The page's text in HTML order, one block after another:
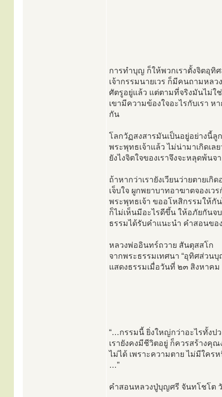
การทำบุญ ก็ให้พวกเราตั้งจิตอุ
เจ้ากรรมนายเวร ก็มีคนถามหลว
ศัตรูอยู่แล้ว แต่ตามที่จริงมันไม่ใ
เขามีความข้องใจอะไรกับเรา ห
กัน
โลกวัฏสงสารมันเป็นอยู่อย่างนี้
พระพุทธเจ้าแล้ว ไม่น่ามาเกิดเล
ยังไงจิตใจของเราจึงจะหลุดพ้น
ถ้าหากว่าเรายังเวียนว่ายตายเ
เจ็บใจ ผูกพยาบาทอาฆาตจองเ
พระพุทธเจ้า ขออโหสิกรรมให้กั
ก็ไม่เห็นมีอะไรดีขึ้น ให้อภัยกันจ
ธรรมได้รับคำแนะนำ คำสอนข
หลวงพ่ออินทร์ถวาย สันตุสสโก
จากพระธรรมเทศนา “อุทิศส่วนบุ
แสดงธรรมเมื่อวันที่ ๒๓ สิงหาค
“…กรรมนี้ ยิ่งใหญ่กว่าอะไรทั้งป
เรายังคงมีชีวิตอยู่ ก็ควรสร้างคุณ
ไม่ได้ เพราะความตาย ไม่มีใค
…”
คำสอนหลวงปู่บุญศรี จันทโชโต